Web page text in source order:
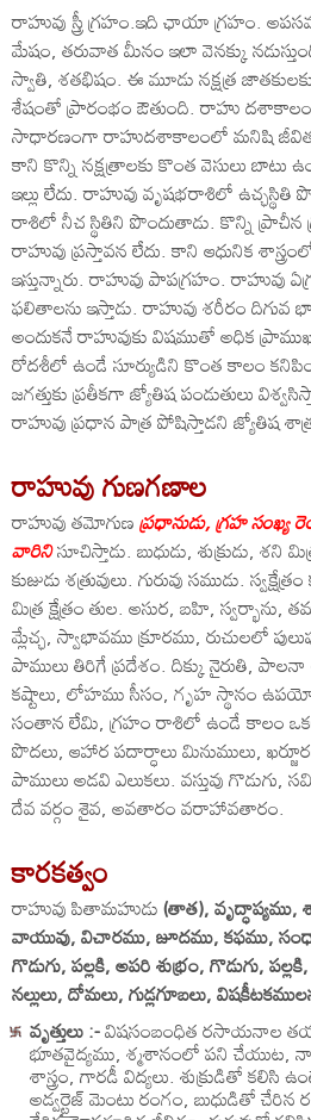
రాహువు స్త్రీ గ్రహం.ఇది ఛాయా గ్రహం.
మేషం, తరువాత మీనం ఇలా వెనక్కు
స్వాతి, శతభిషం. ఈ మూడు నక్షత్ర
శేషంతో ప్రారంభం ఔతుంది. రాహు
సాధారణంగా రాహుదశాకాలంలో మనిషి
కాని కొన్ని నక్షత్రాలకు కొంత వెసులు బాటు
ఇల్లు లేదు. రాహువు వృషభరాశిలో ఉచ్ఛస్థితి
రాశిలో నీచ స్థితిని పొందుతాడు. కొన్ని ప్రాచీన
రాహువు ప్రస్తావన లేదు. కాని ఆధునిక
ఇస్తున్నారు. రాహువు పాపగ్రహం. రాహువు
ఫలితాలను ఇస్తాడు. రాహువు శరీరం
అందుకనే రాహువుకు విషముతో అధిక
రోదశీలో ఉండే సూర్యుడిని కొంత కాలం
జగత్తుకు ప్రతీకగా జ్యోతిష పండుతులు
రాహువు ప్రధాన పాత్ర పోషిస్తాడని జ్యోతిష శాత్ర
రాహువు గుణగణాల
రాహువు తమోగుణప్రధానుడు, గ్రహ
వారినిసూచిస్తాడు. బుధుడు, శుక్రుడు, శని
కుజుడు శత్రువులు. గురువు సముడు.
మిత్ర క్షేత్రం తుల. అసుర, బహి,
మ్లేచ్ఛ, స్వాభావము క్రూరము, రుచులలో
పాములు తిరిగే ప్రదేశం. దిక్కు నైరుతి, పాలనా
కష్టాలు, లోహము సీసం, గృహ స్థానం
సంతాన లేమి, గ్రహం రాశిలో ఉండే కాలం
పొదలు, ఆహార పదార్ధాలు మినుములు,
పాములు అడవి ఎలుకలు. వస్తువు గొడుగు,
దేవ వర్గం శైవ, అవతారం వరాహావతారం.
కారకత్వం
రాహువు పితామహుడు(తాత),
వాయువు, విచారము, జూదము, కఫము,
గొడుగు, పల్లకి, అపరి శుభ్రం, గొడుగు,
నల్లులు, దోమలు, గుడ్లగూబలు,
వృత్తులు :-విషసంబంధిత రసాయనాల
భూతవైద్యము, శ్మశానంలో పని చేయుట,
శాస్త్రం, గారడీ విద్యలు. శుక్రుడితో
అడ్వర్టైజ్ మెంటు రంగం, బుధుడితో